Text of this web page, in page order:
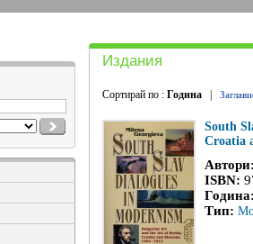
Издания
Сортирай по : Година
South
Croatia
ISBN:
Тип: